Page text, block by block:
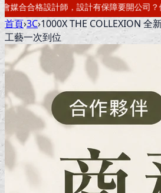
？借址登記・公司設立・工商登記一次辦
首頁›3C›1000X THE COLLEXION 全
工藝一次到位